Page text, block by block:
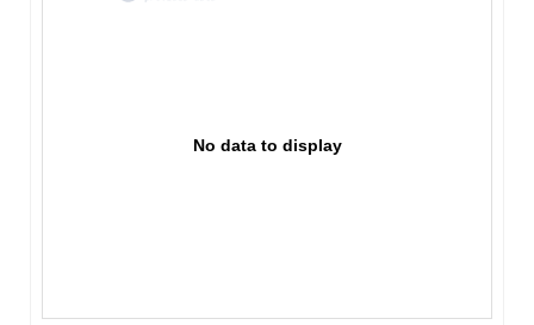
No data to display